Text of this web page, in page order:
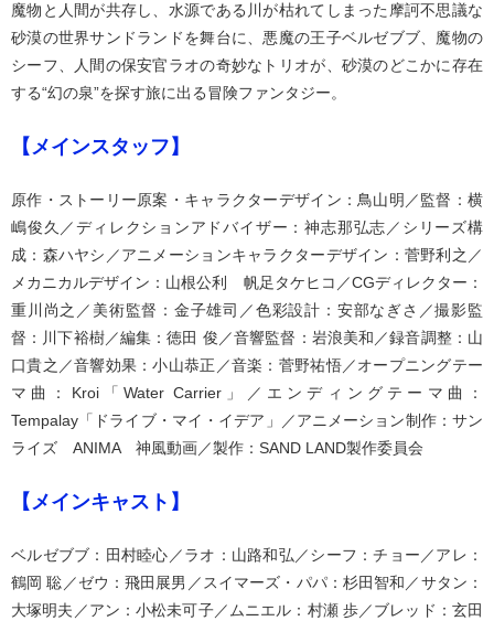
魔物と人間が共存し、水源である川が枯れてしまった摩訶不思議な
砂漠の世界サンドランドを舞台に、悪魔の王子ベルゼブブ、魔物の
シーフ、人間の保安官ラオの奇妙なトリオが、砂漠のどこかに存在
する“幻の泉”を探す旅に出る冒険ファンタジー。
【メインスタッフ】
原作・ストーリー原案・キャラクターデザイン：鳥山明／監督：横
嶋俊久／ディレクションアドバイザー：神志那弘志／シリーズ構
成：森ハヤシ／アニメーションキャラクターデザイン：菅野利之／
メカニカルデザイン：山根公利 帆足タケヒコ／CGディレクター：
重川尚之／美術監督：金子雄司／色彩設計：安部なぎさ／撮影監
督：川下裕樹／編集：徳田 俊／音響監督：岩浪美和／録音調整：山
口貴之／音響効果：小山恭正／音楽：菅野祐悟／オープニングテー
マ曲：Kroi「Water Carrier」／エンディングテーマ曲：
Tempalay「ドライブ・マイ・イデア」／アニメーション制作：サン
ライズ ANIMA 神風動画／製作：SAND LAND製作委員会
【メインキャスト】
ベルゼブブ：田村睦心／ラオ：山路和弘／シーフ：チョー／アレ：
鶴岡 聡／ゼウ：飛田展男／スイマーズ・パパ：杉田智和／サタン：
大塚明夫／アン：小松未可子／ムニエル：村瀬 歩／ブレッド：玄田